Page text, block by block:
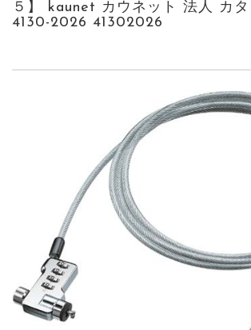
５】 kaunet カウネット 法人 カ
4130-2026 41302026